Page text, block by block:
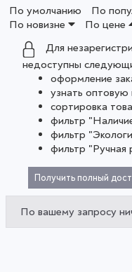
По умолчанию По
По новизне
По цене
Для
недоступны
оформление
узнать оптовую
сортировка
фильтр
фильтр
фильтр "Ручная
Получить полный
По вашему запросу